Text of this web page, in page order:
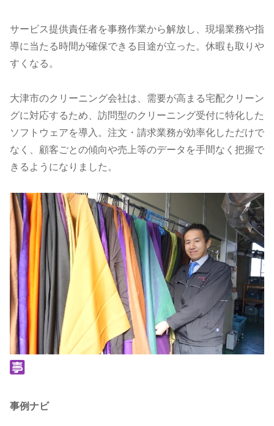
サービス提供責任者を事務作業から解放し、現場業務や指
導に当たる時間が確保できる目途が立った。休暇も取りや
すくなる。
大津市のクリーニング会社は、需要が高まる宅配クリーン
グに対応するため、訪問型のクリーニング受付に特化した
ソフトウェアを導入。注文・請求業務が効率化しただけで
なく、顧客ごとの傾向や売上等のデータを手間なく把握で
きるようになりました。
事例ナビ